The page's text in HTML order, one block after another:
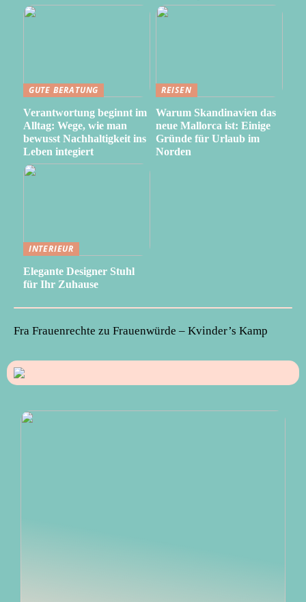
GUTE BERATUNG
Verantwortung beginnt im
Alltag: Wege, wie man
bewusst Nachhaltigkeit ins
Leben integiert
REISEN
Warum Skandinavien das
neue Mallorca ist: Einige
Gründe für Urlaub im
Norden
INTERIEUR
Elegante Designer Stuhl
für Ihr Zuhause
Fra Frauenrechte zu Frauenwürde – Kvinder’s Kamp